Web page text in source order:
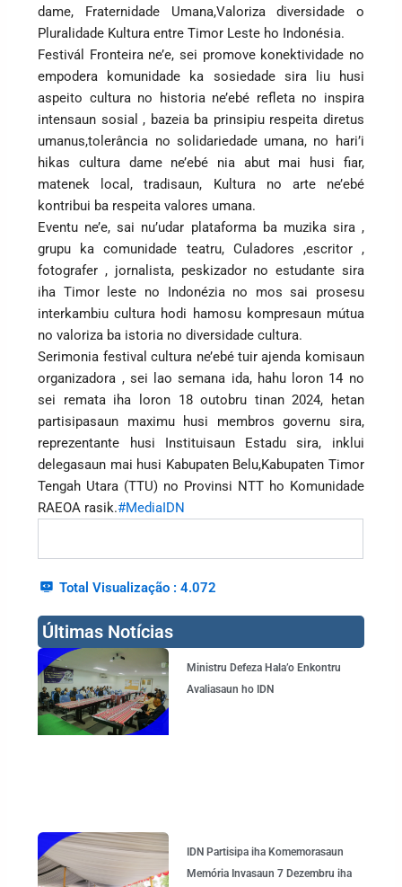
dame, Fraternidade Umana,Valoriza diversidade o
Pluralidade Kultura entre Timor Leste ho Indonésia.
Festivál Fronteira ne’e, sei promove konektividade no
empodera komunidade ka sosiedade sira liu husi
aspeito cultura no historia ne’ebé refleta no inspira
intensaun sosial , bazeia ba prinsipiu respeita diretus
umanus,tolerância no solidariedade umana, no hari’i
hikas cultura dame ne’ebé nia abut mai husi fiar,
matenek local, tradisaun, Kultura no arte ne’ebé
kontribui ba respeita valores umana.
Eventu ne’e, sai nu’udar plataforma ba muzika sira ,
grupu ka comunidade teatru, Culadores ,escritor ,
fotografer , jornalista, peskizador no estudante sira
iha Timor leste no Indonézia no mos sai prosesu
interkambiu cultura hodi hamosu kompresaun mútua
no valoriza ba istoria no diversidade cultura.
Serimonia festival cultura ne’ebé tuir ajenda komisaun
organizadora , sei lao semana ida, hahu loron 14 no
sei remata iha loron 18 outobru tinan 2024, hetan
partisipasaun maximu husi membros governu sira,
reprezentante husi Instituisaun Estadu sira, inklui
delegasaun mai husi Kabupaten Belu,Kabupaten Timor
Tengah Utara (TTU) no Provinsi NTT ho Komunidade
RAEOA rasik.#MediaIDN
Total Visualização : 4.072
Últimas Notícias
Ministru Defeza Hala’o Enkontru
Avaliasaun ho IDN
IDN Partisipa iha Komemorasaun
Memória Invasaun 7 Dezembru iha
Page